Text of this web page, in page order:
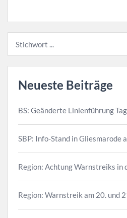
Neueste Beiträge
BS: Geänderte Linienführung
SBP: Info-Stand in Gliesmarode
Region: Achtung Warnstreiks in
Region: Warnstreik am 20. und